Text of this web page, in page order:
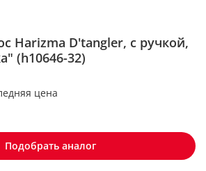
Harizma D'tangler, с ручкой,
(h10646-32)
цена
Подобрать аналог